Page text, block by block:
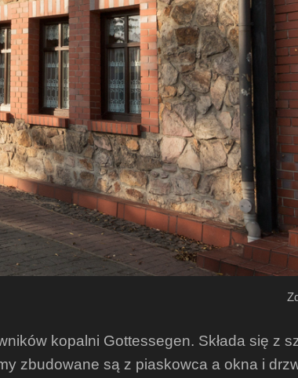
kopalni Gottessegen. Składa się z
zbudowane są z piaskowca a okna i